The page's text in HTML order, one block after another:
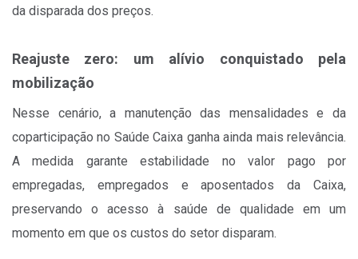
da disparada dos preços.
Reajuste zero: um alívio conquistado pela
mobilização
Nesse cenário, a manutenção das mensalidades e da
coparticipação no Saúde Caixa ganha ainda mais relevância.
A medida garante estabilidade no valor pago por
empregadas, empregados e aposentados da Caixa,
preservando o acesso à saúde de qualidade em um
momento em que os custos do setor disparam.